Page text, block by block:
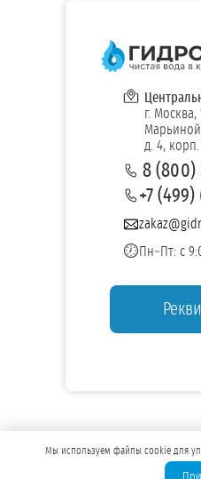
г. Москва,
д. 4, корп.
8 (800)
+7
Пн–Пт: с
Мы используем файлы cookie для